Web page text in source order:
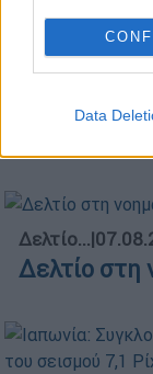
Data
Κεντρικό... |
Δελτίο...|
Δελτίο στη